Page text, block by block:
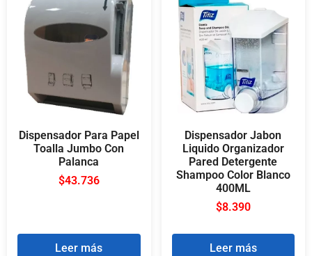
Dispensador Para Papel
Toalla Jumbo Con
Palanca
$43.736
Leer más
Dispensador Jabon
Liquido Organizador
Pared Detergente
Shampoo Color Blanco
400ML
$8.390
Leer más